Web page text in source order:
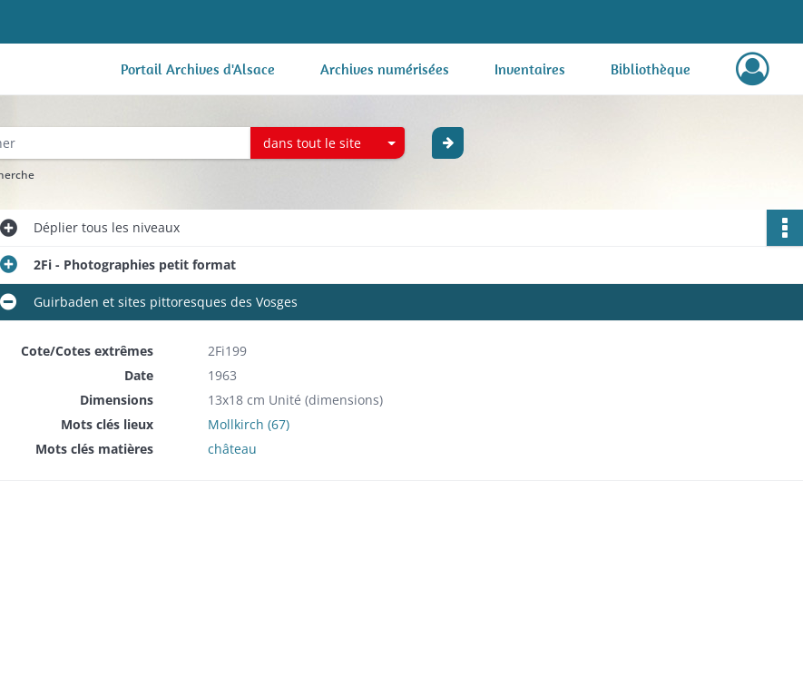
Portail Archives d'Alsace Archives numérisées Inventaires Bibliothèque
dans tout le site
Dépliertous les niveaux
2Fi - Photographies petit format
Guirbaden et sites pittoresques des Vosges
Cote/Cotes extrêmes
2Fi199
Date
1963
Dimensions
13x18 cm Unité (dimensions)
Mots clés lieux
Mollkirch (67)
Mots clés matières
château